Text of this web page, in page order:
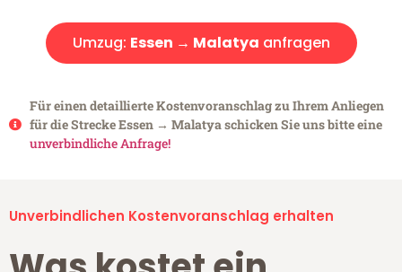
Umzug: Essen → Malatya anfragen
Für einen detaillierte Kostenvoranschlag zu Ihrem Anliegen
für die Strecke Essen → Malatya schicken Sie uns bitte eine
unverbindliche Anfrage!
Unverbindlichen Kostenvoranschlag erhalten